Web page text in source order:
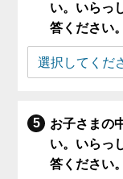
い。いらっ
答ください。
お子さまの
い。いらっ
答ください。